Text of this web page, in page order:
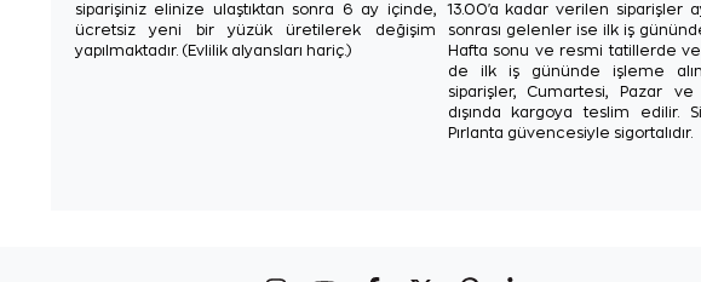
siparişiniz elinize ulaştıktan sonra 6 ay içinde,
ücretsiz yeni bir yüzük üretilerek değişim
yapılmaktadır. (Evlilik alyansları hariç.)
13.00'a kadar verilen siparişler
sonrası gelenler ise ilk iş
Hafta sonu ve resmi tatillerde
de ilk iş gününde işleme
siparişler, Cumartesi, Pazar
dışında kargoya teslim edilir.
Pırlanta güvencesiyle sigortalıdır.